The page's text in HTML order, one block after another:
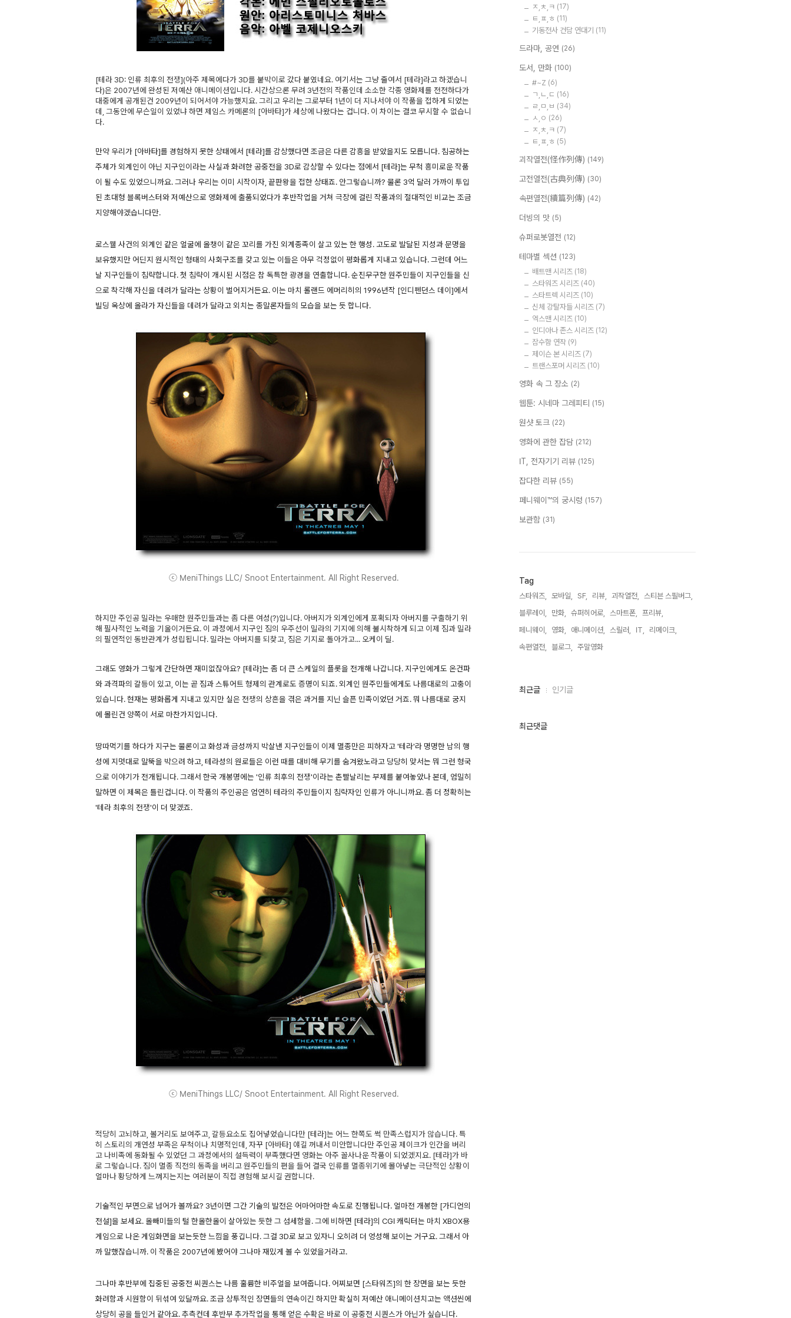
[테라 3D: 인류 최후의 전쟁](아주 제목에다가 3D를 붙박이로 갔다 붙였네요. 여기서는 그냥 줄여서 [테라]라고 하겠습니
다)은 2007년에 완성된 저예산 애니메이션입니다. 시간상으론 무려 3년전의 작품인데 소소한 각종 영화제를 전전하다가
대중에게 공개된건 2009년이 되어서야 가능했지요. 그리고 우리는 그로부터 1년이 더 지나서야 이 작품을 접하게 되었는
데, 그동안에 무슨일이 있었냐 하면 제임스 카메론의 [아바타]가 세상에 나왔다는 겁니다. 이 차이는 결코 무시할 수 없습니
다.
만약 우리가 [아바타]를 경험하지 못한 상태에서 [테라]를 감상했다면 조금은 다른 감흥을 받았을지도 모릅니다. 침공하는
주체가 외계인이 아닌 지구인이라는 사실과 화려한 공중전을 3D로 감상할 수 있다는 점에서 [테라]는 무척 흥미로운 작품
이 될 수도 있었으니까요. 그러나 우리는 이미 시작이자, 끝판왕을 접한 상태죠. 안그렇습니까? 물론 3억 달러 가까이 투입
된 초대형 블록버스터와 저예산으로 영화제에 출품되었다가 후반작업을 거쳐 극장에 걸린 작품과의 절대적인 비교는 조금
지양해야겠습니다만.
로스웰 사건의 외계인 같은 얼굴에 올챙이 같은 꼬리를 가진 외계종족이 살고 있는 한 행성. 고도로 발달된 지성과 문명을
보유했지만 어딘지 원시적인 형태의 사회구조를 갖고 있는 이들은 아무 걱정없이 평화롭게 지내고 있습니다. 그런데 어느
날 지구인들이 침략합니다. 첫 침략이 개시된 시점은 참 독특한 광경을 연출합니다. 순진무구한 원주민들이 지구인들을 신
으로 착각해 자신을 데려가 달라는 상황이 벌어지거든요. 이는 마치 롤랜드 에머리히의 1996년작 [인디펜던스 데이]에서
빌딩 옥상에 올라가 자신들을 데려가 달라고 외치는 종말론자들의 모습을 보는 듯 합니다.
ⓒ MeniThings LLC/ Snoot Entertainment. All Right Reserved.
하지만 주인공 밀라는 우매한 원주민들과는 좀 다른 여성(?)입니다. 아버지가 외계인에게 포획되자 아버지를 구출하기 위
해 필사적인 노력을 기울이거든요. 이 과정에서 지구인 짐의 우주선이 밀라의 기지에 의해 불시착하게 되고 이제 짐과 밀라
의 필연적인 동반관계가 성립됩니다. 밀라는 아버지를 되찾고, 짐은 기지로 돌아가고... 오케이 딜.
그래도 영화가 그렇게 간단하면 재미없잖아요? [테라]는 좀 더 큰 스케일의 플롯을 전개해 나갑니다. 지구인에게도 온건파
와 과격파의 갈등이 있고, 이는 곧 짐과 스튜어트 형제의 관계로도 증명이 되죠. 외계인 원주민들에게도 나름대로의 고충이
있습니다. 현재는 평화롭게 지내고 있지만 실은 전쟁의 상흔을 겪은 과거를 지닌 슬픈 민족이었던 거죠. 뭐 나름대로 궁지
에 몰린건 양쪽이 서로 마찬가지입니다.
땅따먹기를 하다가 지구는 물론이고 화성과 금성까지 박살낸 지구인들이 이제 멸종만은 피하자고 '테라'라 명명한 남의 행
성에 지멋대로 말뚝을 박으려 하고, 테라성의 원로들은 이런 때를 대비해 무기를 숨겨왔노라고 당당히 맞서는 뭐 그런 형국
으로 이야기가 전개됩니다. 그래서 한국 개봉명에는 '인류 최후의 전쟁'이라는 촌빨날리는 부제를 붙여놓았나 본데, 엄밀히
말하면 이 제목은 틀린겁니다. 이 작품의 주인공은 엄연히 테라의 주민들이지 침략자인 인류가 아니니까요. 좀 더 정확히는
'테라 최후의 전쟁'이 더 맞겠죠.
ⓒ MeniThings LLC/ Snoot Entertainment. All Right Reserved.
적당히 고뇌하고, 볼거리도 보여주고, 갈등요소도 집어넣었습니다만 [테라]는 어느 한쪽도 썩 만족스럽지가 않습니다. 특
히 스토리의 개연성 부족은 무척이나 치명적인데, 자꾸 [아바타] 얘길 꺼내서 미안합니다만 주인공 제이크가 인간을 버리
고 나비족에 동화될 수 있었던 그 과정에서의 설득력이 부족했다면 영화는 아주 꼴사나운 작품이 되었겠지요. [테라]가 바
로 그렇습니다. 짐이 멸종 직전의 동족을 버리고 원주민들의 편을 들어 결국 인류를 멸종위기에 몰아넣는 극단적인 상황이
얼마나 황당하게 느껴지는지는 여러분이 직접 경험해 보시길 권합니다.
기술적인 부면으로 넘어가 볼까요? 3년이면 그간 기술의 발전은 어마어마한 속도로 진행됩니다. 얼마전 개봉한 [가디언의
전설]을 보세요. 올빼미들의 털 한올한올이 살아있는 듯한 그 섬세함을. 그에 비하면 [테라]의 CGI 캐릭터는 마치 XBOX용
게임으로 나온 게임화면을 보는듯한 느낌을 풍깁니다. 그걸 3D로 보고 있자니 오히려 더 엉성해 보이는 거구요. 그래서 아
까 말했잖습니까. 이 작품은 2007년에 봤어야 그나마 재밌게 볼 수 있었을거라고.
그나마 후반부에 집중된 공중전 씨퀀스는 나름 훌륭한 비주얼을 보여줍니다. 어찌보면 [스타워즈]의 한 장면을 보는 듯한
화려함과 시원함이 뒤섞여 있달까요. 조금 상투적인 장면들의 연속이긴 하지만 확실히 저예산 애니메이션치고는 액션씬에
상당히 공을 들인거 같아요. 추측컨데 후반부 추가작업을 통해 얻은 수확은 바로 이 공중전 시퀀스가 아닌가 싶습니다.
ㅈ,ㅊ,ㅋ (17)
ㅌ,ㅍ,ㅎ (11)
기동전사 건담 연대기 (11)
드라마, 공연 (26)
도서, 만화 (100)
#~Z (6)
ㄱ,ㄴ,ㄷ (16)
ㄹ,ㅁ,ㅂ (34)
ㅅ,ㅇ (26)
ㅈ,ㅊ,ㅋ (7)
ㅌ,ㅍ,ㅎ (5)
괴작열전(怪作列傳) (149)
고전열전(古典列傳) (30)
속편열전(續篇列傳) (42)
더빙의 맛 (5)
슈퍼로봇열전 (12)
테마별 섹션 (123)
배트맨 시리즈 (18)
스타워즈 시리즈 (40)
스타트렉 시리즈 (10)
신체 강탈자들 시리즈 (7)
엑스맨 시리즈 (10)
인디아나 존스 시리즈 (12)
잠수함 연작 (9)
제이슨 본 시리즈 (7)
트랜스포머 시리즈 (10)
영화 속 그 장소 (2)
웹툰: 시네마 그레피티 (15)
원샷 토크 (22)
영화에 관한 잡담 (212)
IT, 전자기기 리뷰 (125)
잡다한 리뷰 (55)
페니웨이™의 궁시렁 (157)
보관함 (31)
Tag
스타워즈, 모바일, SF, 리뷰, 괴작열전,
스티븐 스필버그,
블루레이,
만화, 슈퍼히어로, 스마트폰,
프리뷰,
페니웨이,
영화, 애니메이션, 스릴러, IT,
리메이크,
속편열전,
블로그, 주말영화,
최
인
최근글 인기글
최근댓글